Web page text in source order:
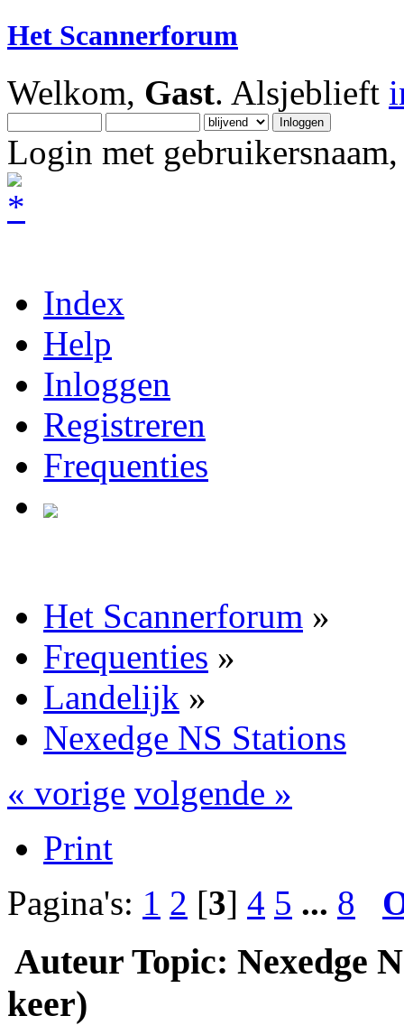
Het Scannerforum
Welkom, Gast. Alsjeblieft
Login met
Index
Help
Inloggen
Registreren
Frequenties
Het Scannerforum »
Frequenties »
Landelijk »
Nexedge NS Stations
« vorige volgende »
Print
Pagina's: 1 2 [3] 4 5 ... 8
Auteur Topic: Nexedge
keer)